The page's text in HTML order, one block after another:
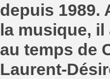
depuis 1989.
la musique,
au temps de
Laurent-